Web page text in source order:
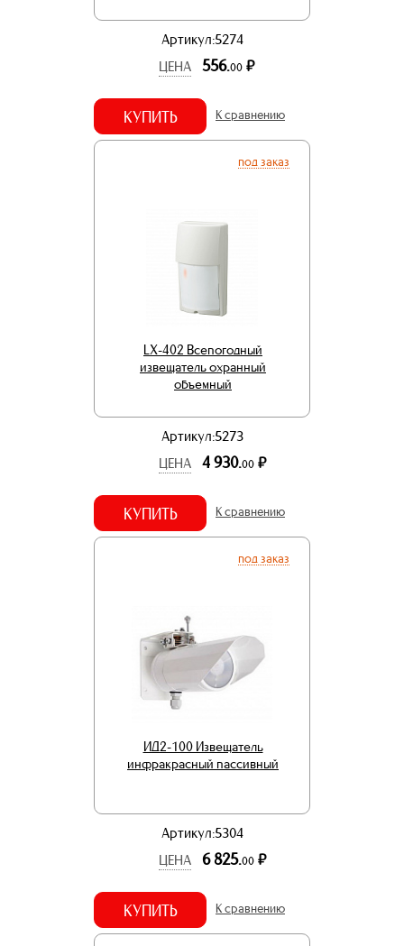
Артикул:5274
ЦЕНА
556.00 р.
КУПИТЬ К сравнению
под заказ
LX-402 Всепогодный
извещатель охранный
объемный
Артикул:5273
ЦЕНА
4 930.00 р.
КУПИТЬ К сравнению
под заказ
ИД2-100 Извещатель
инфракрасный пассивный
Артикул:5304
ЦЕНА
6 825.00 р.
КУПИТЬ К сравнению